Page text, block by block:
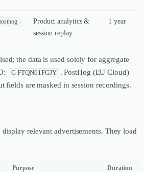
Product analytics &
session replay
1 year
the data is used solely for aggregate
G-FTQN61FGJY
. PostHog (EU Cloud)
fields are masked in session recordings.
display relevant advertisements. They load
Purpose Duration